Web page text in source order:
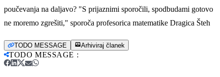
poučevanja na daljavo? "S prijaznimi sporočili, spodbudami gotovo
ne moremo zgrešiti," sporoča profesorica matematike Dragica Šteh
TODO MESSAGE Arhiviraj članek
TODO MESSAGE :